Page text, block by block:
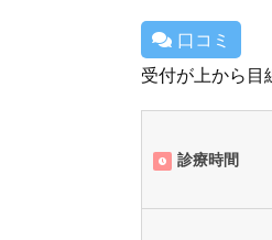
口コミ
受付が上から目
診療時間